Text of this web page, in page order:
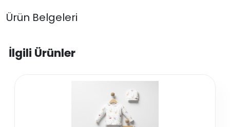
Ürün Belgeleri
İlgili Ürünler